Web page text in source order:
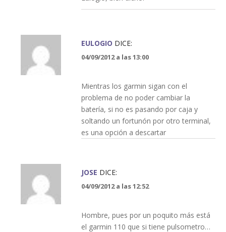
EULOGIO DICE:
04/09/2012 a las 13:00
Mientras los garmin sigan con el
problema de no poder cambiar la
batería, si no es pasando por caja y
soltando un fortunón por otro terminal,
es una opción a descartar
JOSE DICE:
04/09/2012 a las 12:52
Hombre, pues por un poquito más está
el garmin 110 que si tiene pulsometro…